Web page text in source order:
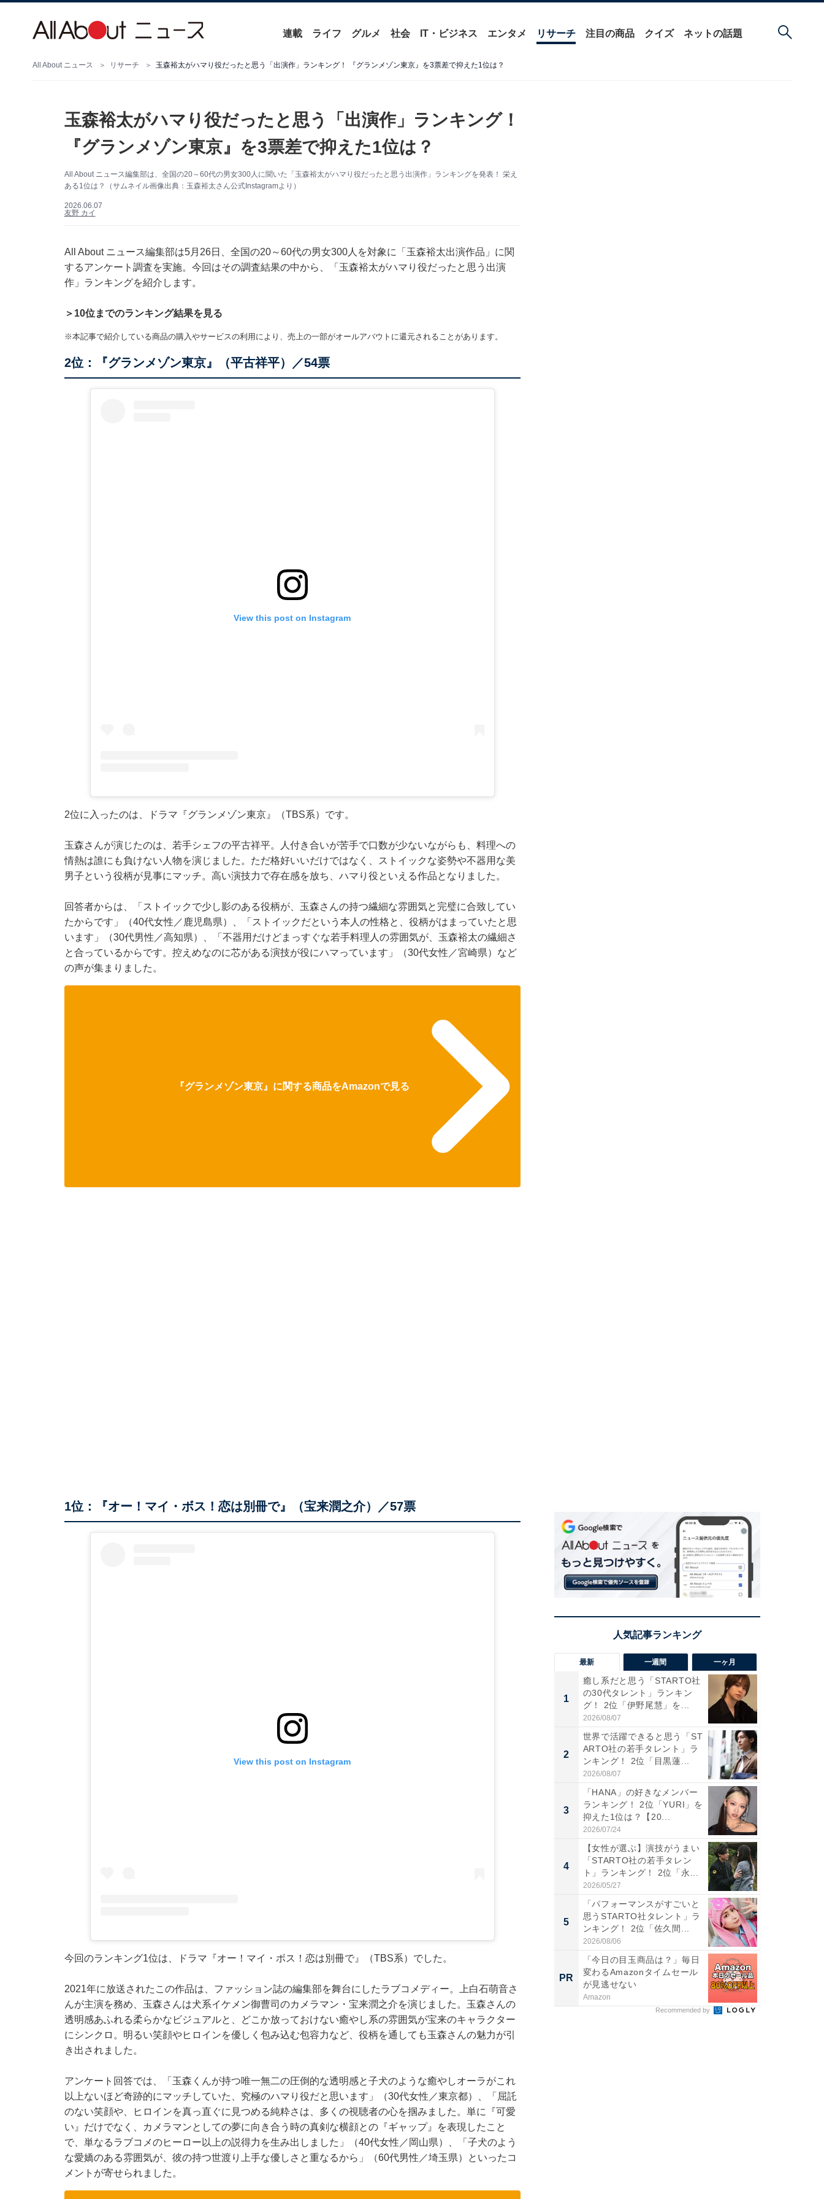
連載 ライフ グルメ 社会 IT・ビジネス エンタメ リサーチ 注目の商品 クイズ ネットの話題
All About ニュース リサーチ 玉森裕太がハマり役だったと思う「出演作」ランキング！ 『グランメゾン東京』を3票差で抑えた1位は？
玉森裕太がハマり役だったと思う「出演作」ランキング！
『グランメゾン東京』を3票差で抑えた1位は？
All About ニュース編集部は、全国の20～60代の男女300人に聞いた「玉森裕太がハマり役だったと思う出演作」ランキングを発表！ 栄え
ある1位は？（サムネイル画像出典：玉森裕太さん公式Instagramより）
2026.06.07
友野 カイ
All About ニュース編集部は5月26日、全国の20～60代の男女300人を対象に「玉森裕太出演作品」に関
するアンケート調査を実施。今回はその調査結果の中から、「玉森裕太がハマり役だったと思う出演
作」ランキングを紹介します。
＞10位までのランキング結果を見る
※本記事で紹介している商品の購入やサービスの利用により、売上の一部がオールアバウトに還元されることがあります。
2位：『グランメゾン東京』（平古祥平）／54票
View this post on Instagram
2位に入ったのは、ドラマ『グランメゾン東京』（TBS系）です。
玉森さんが演じたのは、若手シェフの平古祥平。人付き合いが苦手で口数が少ないながらも、料理への
情熱は誰にも負けない人物を演じました。ただ格好いいだけではなく、ストイックな姿勢や不器用な美
男子という役柄が見事にマッチ。高い演技力で存在感を放ち、ハマり役といえる作品となりました。
回答者からは、「ストイックで少し影のある役柄が、玉森さんの持つ繊細な雰囲気と完璧に合致してい
たからです」（40代女性／鹿児島県）、「ストイックだという本人の性格と、役柄がはまっていたと思
います」（30代男性／高知県）、「不器用だけどまっすぐな若手料理人の雰囲気が、玉森裕太の繊細さ
と合っているからです。控えめなのに芯がある演技が役にハマっています」（30代女性／宮崎県）など
の声が集まりました。
『グランメゾン東京』に関する商品をAmazonで見る
1位：『オー！マイ・ボス！恋は別冊で』（宝来潤之介）／57票
View this post on Instagram
今回のランキング1位は、ドラマ『オー！マイ・ボス！恋は別冊で』（TBS系）でした。
2021年に放送されたこの作品は、ファッション誌の編集部を舞台にしたラブコメディー。上白石萌音さ
んが主演を務め、玉森さんは犬系イケメン御曹司のカメラマン・宝来潤之介を演じました。玉森さんの
透明感あふれる柔らかなビジュアルと、どこか放っておけない癒やし系の雰囲気が宝来のキャラクター
にシンクロ。明るい笑顔やヒロインを優しく包み込む包容力など、役柄を通しても玉森さんの魅力が引
き出されました。
アンケート回答では、「玉森くんが持つ唯一無二の圧倒的な透明感と子犬のような癒やしオーラがこれ
以上ないほど奇跡的にマッチしていた、究極のハマり役だと思います」（30代女性／東京都）、「屈託
のない笑顔や、ヒロインを真っ直ぐに見つめる純粋さは、多くの視聴者の心を掴みました。単に『可愛
い』だけでなく、カメラマンとしての夢に向き合う時の真剣な横顔との『ギャップ』を表現したこと
で、単なるラブコメのヒーロー以上の説得力を生み出しました」（40代女性／岡山県）、「子犬のよう
な愛嬌のある雰囲気が、彼の持つ世渡り上手な優しさと重なるから」（60代男性／埼玉県）といったコ
メントが寄せられました。
最新 一週間 一ヶ月
1
癒し系だと思う「STARTO社
の30代タレント」ランキン
グ！ 2位「伊野尾慧」を...
2026/08/07
2
世界で活躍できると思う「ST
ARTO社の若手タレント」ラ
ンキング！ 2位「目黒蓮...
2026/08/07
3
「HANA」の好きなメンバー
ランキング！ 2位「YURI」を
抑えた1位は？【20...
2026/07/24
4
【女性が選ぶ】演技がうまい
「STARTO社の若手タレン
ト」ランキング！ 2位「永...
2026/05/27
5
「パフォーマンスがすごいと
思うSTARTO社タレント」ラ
ンキング！ 2位「佐久間...
2026/08/06
PR
「今日の目玉商品は？」毎日
変わるAmazonタイムセール
が見逃せない
Amazon
Recommended by